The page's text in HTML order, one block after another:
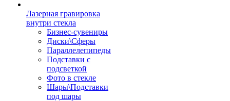
Лазерная гравировка
внутри стекла
Бизнес-сувениры
Диски\Сферы
Параллелепипеды
Подставки с
подсветкой
Фото в стекле
Шары\Подставки
под шары